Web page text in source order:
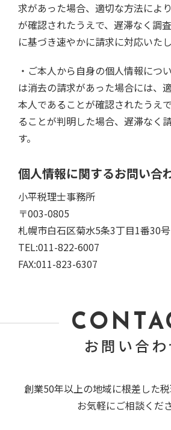
求があった場合、適切な方法によ
が確認されたうえで、遅滞なく調
に基づき速やかに請求に対応いたし
・ご本人から自身の個人情報につ
は消去の請求があった場合には、
本人であることが確認されたうえ
ることが判明した場合、遅滞なく
す。
個人情報に関するお問い合
小平税理士事務所
〒003-0805
札幌市白石区菊水5条3丁目1番30号
TEL:011-822-6007
FAX:011-823-6307
お問い合わ
創業50年以上の地域に根差した税
お気軽にご相談くだ